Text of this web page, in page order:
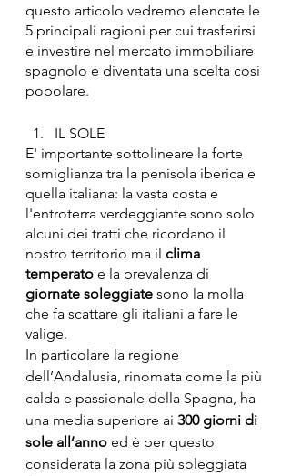
questo articolo vedremo elencate le
5 principali ragioni per cui trasferirsi
e investire nel mercato immobiliare
spagnolo è diventata una scelta così
popolare.
IL SOLE
E' importante sottolineare la forte
somiglianza tra la penisola iberica e
quella italiana: la vasta costa e
l'entroterra verdeggiante sono solo
alcuni dei tratti che ricordano il
nostro territorio ma il clima
temperato e la prevalenza di
giornate soleggiate sono la molla
che fa scattare gli italiani a fare le
valige.
In particolare la regione
dell’Andalusia, rinomata come la più
calda e passionale della Spagna, ha
una media superiore ai 300 giorni di
sole all’anno ed è per questo
considerata la zona più soleggiata